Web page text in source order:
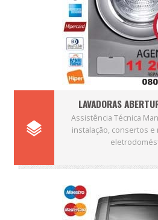
LAVADORAS
Assistência Técnica
instalação, consertos e